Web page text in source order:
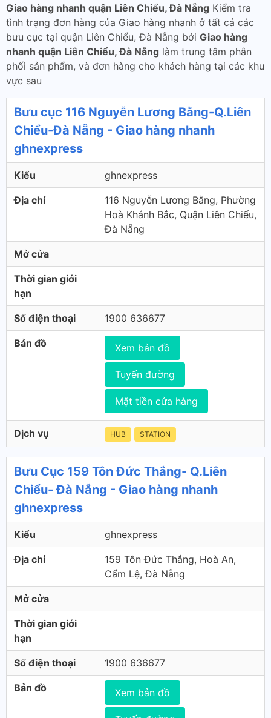
Giao hàng nhanh quận Liên Chiểu, Đà Nẵng Kiểm tra
tình trạng đơn hàng của Giao hàng nhanh ở tất cả các
bưu cục tại quận Liên Chiểu, Đà Nẵng bởi Giao hàng
nhanh quận Liên Chiểu, Đà Nẵng làm trung tâm phân
phối sản phẩm, và đơn hàng cho khách hàng tại các khu
vực sau
Bưu cục 116 Nguyễn Lương Bằng-Q.Liên
Chiểu-Đà Nẵng - Giao hàng nhanh
ghnexpress
Kiểu ghnexpress
Địa chỉ
116 Nguyễn Lương Bằng, Phường
Hoà Khánh Bắc, Quận Liên Chiểu,
Đà Nẵng
Mở cửa
Thời gian giới
hạn
Số điện thoại 1900 636677
Bản đồ Xem bản đồ
Tuyến đường
Mặt tiền cửa hàng
Dịch vụ HUB STATION
Bưu Cục 159 Tôn Đức Thắng- Q.Liên
Chiểu- Đà Nẵng - Giao hàng nhanh
ghnexpress
Kiểu ghnexpress
Địa chỉ
159 Tôn Đức Thắng, Hoà An,
Cẩm Lệ, Đà Nẵng
Mở cửa
Thời gian giới
hạn
Số điện thoại 1900 636677
Bản đồ Xem bản đồ